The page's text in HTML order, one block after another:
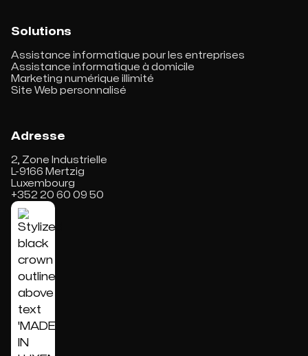
Solutions
Assistance informatique pour les entreprises
Assistance informatique à domicile
Marketing numérique illimité
Site Web personnalisé
Adresse
2, Zone Industrielle
L-9166 Mertzig
Luxembourg
+352 20 60 09 50